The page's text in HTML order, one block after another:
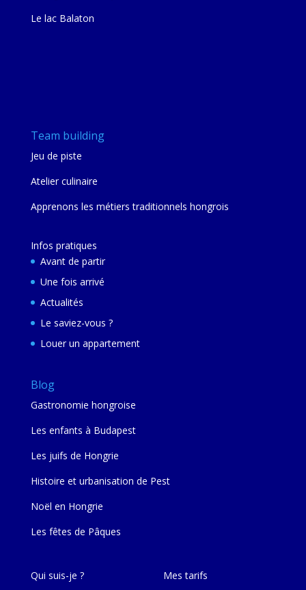
Le lac Balaton
Team building
Jeu de piste
Atelier culinaire
Apprenons les métiers traditionnels hongrois
Infos pratiques
Avant de partir
Une fois arrivé
Actualités
Le saviez-vous ?
Louer un appartement
Blog
Gastronomie hongroise
Les enfants à Budapest
Les juifs de Hongrie
Histoire et urbanisation de Pest
Noël en Hongrie
Les fêtes de Pâques
Qui suis-je ? Mes tarifs